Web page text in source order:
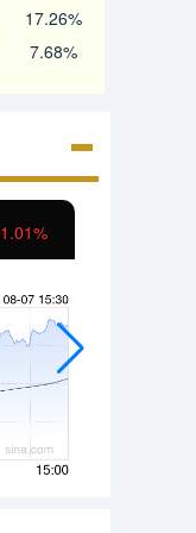
17.26%
7.68%
1.01%